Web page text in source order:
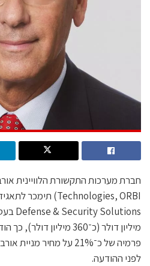
מיליון דולר (כ־360
פרמיה של כ־21% על
לפני ההודעה.